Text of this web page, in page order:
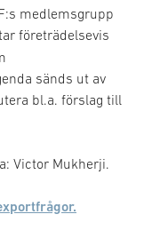
medlemsgrupp
företrädelsevis
sänds ut av
bl.a. förslag till
Victor Mukherji.